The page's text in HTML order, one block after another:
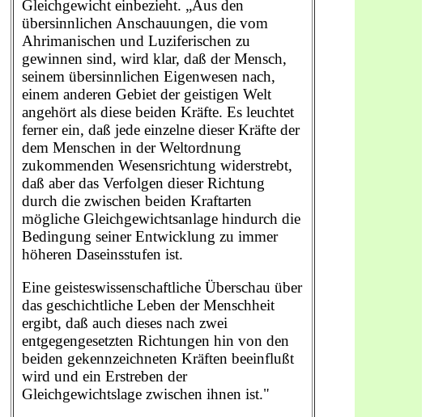
Gleichgewicht einbezieht. „Aus den
übersinnlichen Anschauungen, die vom
Ahrimanischen und Luziferischen zu
gewinnen sind, wird klar, daß der Mensch,
seinem übersinnlichen Eigenwesen nach,
einem anderen Gebiet der geistigen Welt
angehört als diese beiden Kräfte. Es leuchtet
ferner ein, daß jede einzelne dieser Kräfte der
dem Menschen in der Weltordnung
zukommenden Wesensrichtung widerstrebt,
daß aber das Verfolgen dieser Richtung
durch die zwischen beiden Kraftarten
mögliche Gleichgewichtsanlage hindurch die
Bedingung seiner Entwicklung zu immer
höheren Daseinsstufen ist.
Eine geisteswissenschaftliche Überschau über
das geschichtliche Leben der Menschheit
ergibt, daß auch dieses nach zwei
entgegengesetzten Richtungen hin von den
beiden gekennzeichneten Kräften beeinflußt
wird und ein Erstreben der
Gleichgewichtslage zwischen ihnen ist."